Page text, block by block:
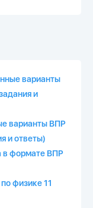
варианты
и
варианты ВПР
и ответы)
в формате ВПР
физике 11